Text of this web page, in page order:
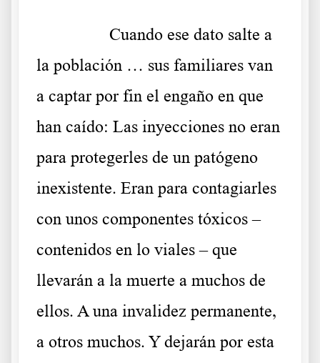
Cuando ese dato salte a
la población … sus familiares van
a captar por fin el engaño en que
han caído: Las inyecciones no eran
para protegerles de un patógeno
inexistente. Eran para contagiarles
con unos componentes tóxicos –
contenidos en lo viales – que
llevarán a la muerte a muchos de
ellos. A una invalidez permanente,
a otros muchos. Y dejarán por esta